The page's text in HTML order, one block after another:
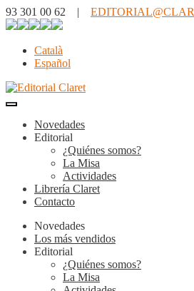
93 301 00 62 |
Català
Español
Novedades
Editorial
¿Quiénes somos?
La Misa
Actividades
Librería Claret
Contacto
Novedades
Los más vendidos
Editorial
¿Quiénes somos?
La Misa